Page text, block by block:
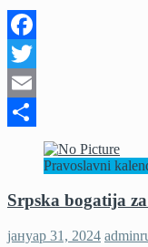
Facebook
Twitter
Email
Pravoslavni
Srpska bogatija
јануар 31, 2024